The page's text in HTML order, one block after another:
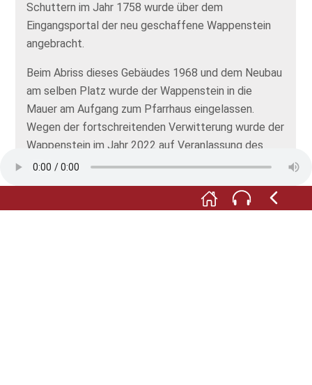
Schuttern im Jahr 1758 wurde über dem
Eingangsportal der neu geschaffene Wappenstein
angebracht.
Beim Abriss dieses Gebäudes 1968 und dem Neubau
am selben Platz wurde der Wappenstein in die
Mauer am Aufgang zum Pfarrhaus eingelassen.
Wegen der fortschreitenden Verwitterung wurde der
Wappenstein im Jahr 2022 auf Veranlassung des
Historischen Vereines Oberschopfheim restauriert
Der Wappenstein wurde in die Liste der